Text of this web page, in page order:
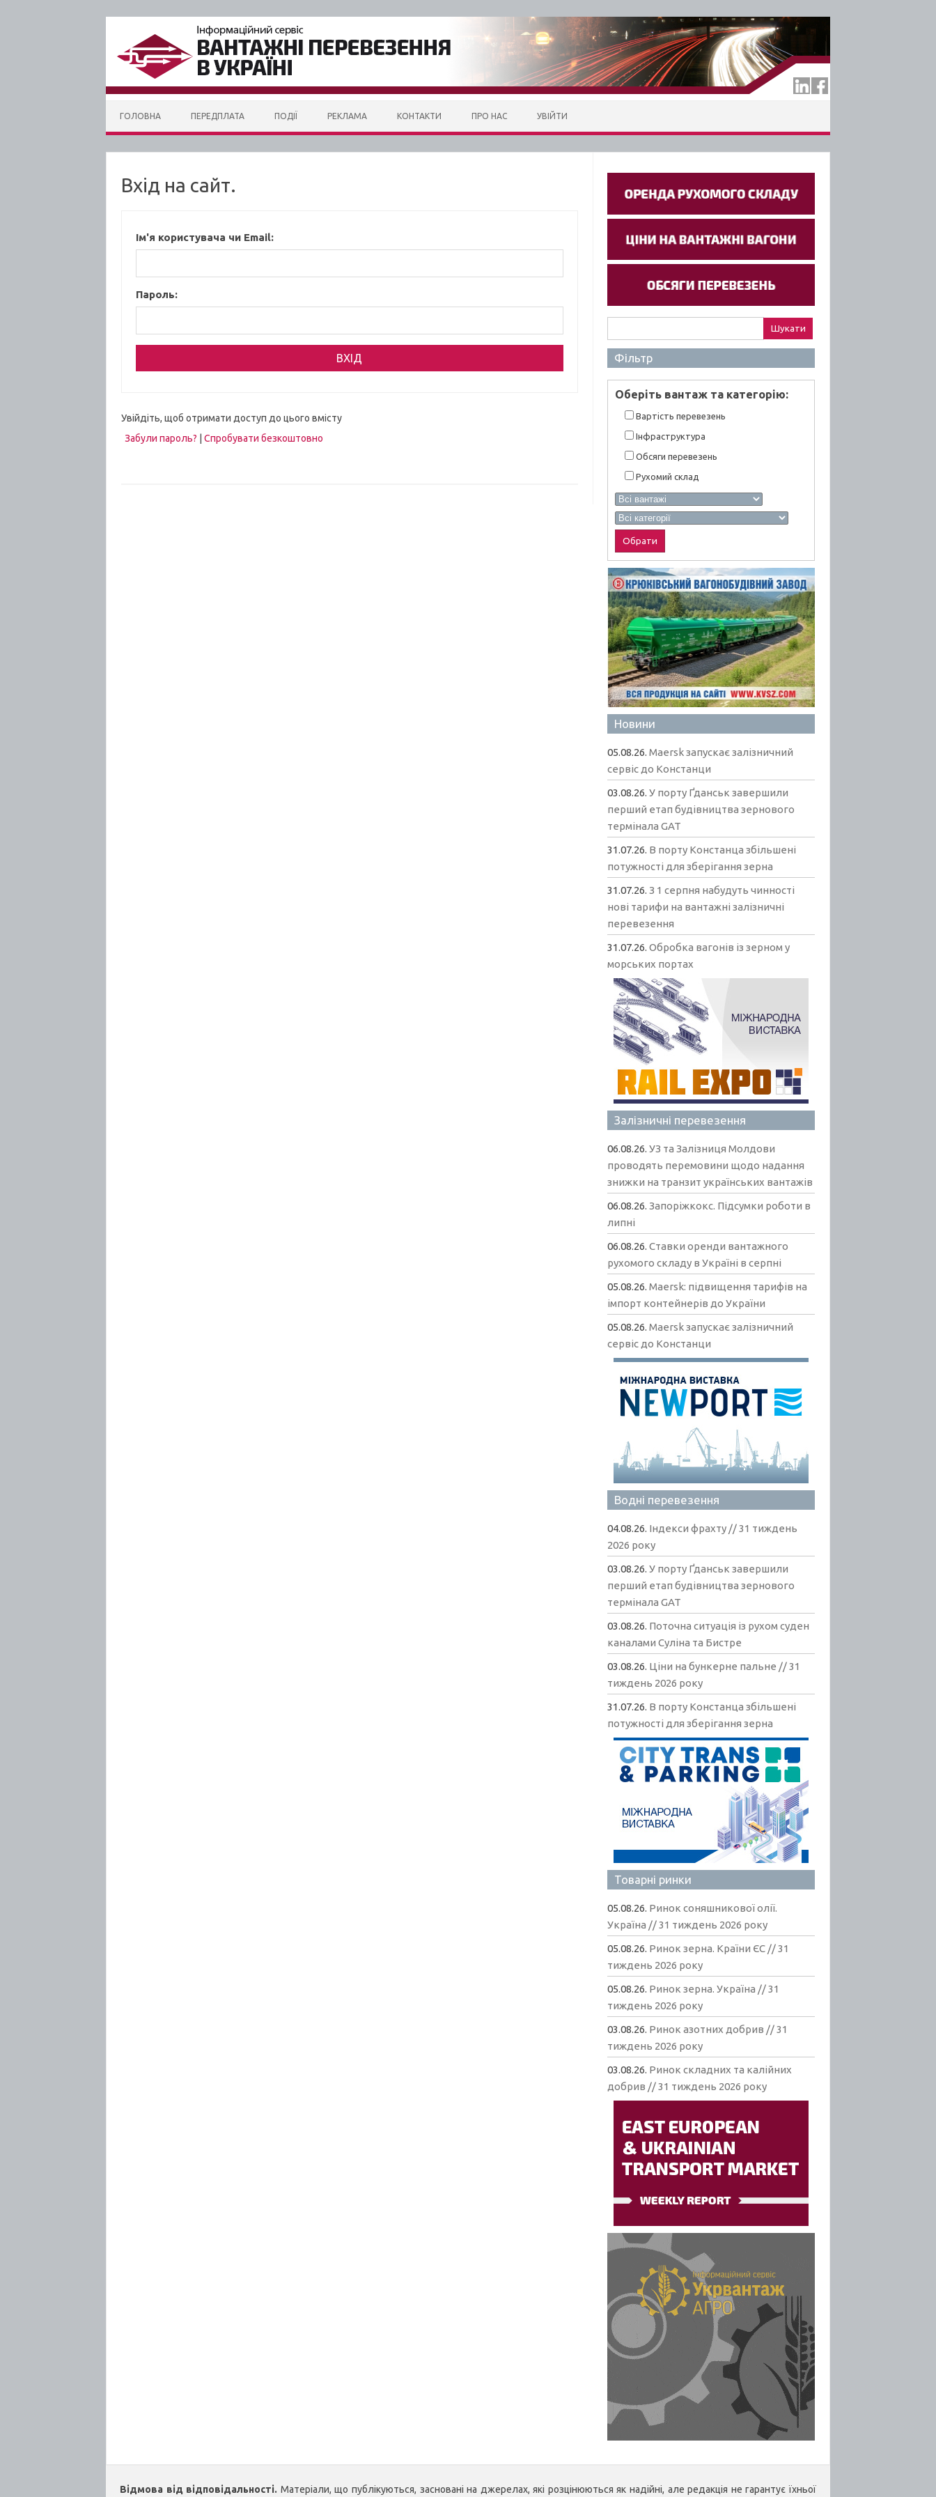
ГОЛОВНА ПЕРЕДПЛАТА ПОДІЇ РЕКЛАМА КОНТАКТИ ПРО НАС УВІЙТИ
Вхід на сайт.
Ім'я користувача чи Email:
Пароль:
Увійдіть, щоб отримати доступ до цього вмісту
Забули пароль?
Спробувати безкоштовно
Фільтр
Оберiть вантаж та категорiю:
Вартiсть перевезень
Інфраструктура
Обсяги перевезень
Рухомий склад
Новини
05.08.26.Maersk запускає залізничний
сервіс до Констанци
03.08.26.У порту Ґданськ завершили
перший етап будівництва зернового
термінала GAT
31.07.26. В порту Констанца збільшені
потужності для зберігання зерна
31.07.26.З 1 серпня набудуть чинності
нові тарифи на вантажні залізничні
перевезення
31.07.26.Обробка вагонів із зерном у
морських портах
Залізничні перевезення
06.08.26.УЗ та Залізниця Молдови
проводять перемовини щодо надання
знижки на транзит українських вантажів
06.08.26.Запоріжкокс. Підсумки роботи в
липні
06.08.26.Ставки оренди вантажного
рухомого складу в Україні в серпні
05.08.26.Maersk: підвищення тарифів на
імпорт контейнерів до України
05.08.26.Maersk запускає залізничний
сервіс до Констанци
Водні перевезення
04.08.26. Індекси фрахту // 31 тиждень
2026 року
03.08.26.У порту Ґданськ завершили
перший етап будівництва зернового
термінала GAT
03.08.26. Поточна ситуація із рухом суден
каналами Суліна та Бистре
03.08.26. Ціни на бункерне пальне // 31
тиждень 2026 року
31.07.26. В порту Констанца збільшені
потужності для зберігання зерна
Товарні ринки
05.08.26. Ринок соняшникової олії.
Україна // 31 тиждень 2026 року
05.08.26. Ринок зерна. Країни ЄС // 31
тиждень 2026 року
05.08.26. Ринок зерна. Україна // 31
тиждень 2026 року
03.08.26. Ринок азотних добрив // 31
тиждень 2026 року
03.08.26. Ринок складних та калійних
добрив // 31 тиждень 2026 року
Відмова від відповідальності. Матеріали, що публікуються, засновані на джерелах, які розцінюються як надійні, але редакція не гарантує їхньої